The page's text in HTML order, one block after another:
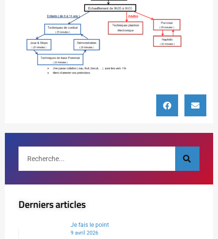
Derniers articles
Je fais le point
9 avril 2026